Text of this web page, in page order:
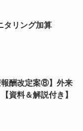
タリング加算
報酬改定案⑧】外来
資料＆解説付き】